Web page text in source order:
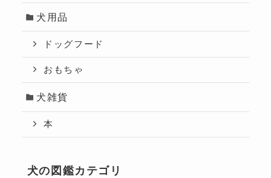
犬用品
ドッグフード
おもちゃ
犬雑貨
本
犬の図鑑カテゴリ